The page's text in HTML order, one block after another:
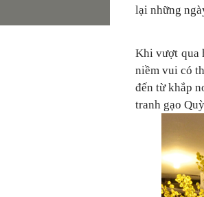
lại những
Khi vượt qua
niềm vui có
đến từ khắp
tranh gạo